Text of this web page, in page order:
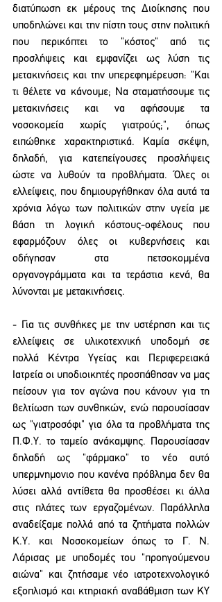
διατύπωση εκ μέρους της Διοίκησης που
υποδηλώνει και την πίστη τους στην πολιτική
που περικόπτει το "κόστος" από τις
προσλήψεις και εμφανίζει ως λύση τις
μετακινήσεις και την υπερεφημέρευση: "Και
τι θέλετε να κάνουμε; Να σταματήσουμε τις
μετακινήσεις και να αφήσουμε τα
νοσοκομεία χωρίς γιατρούς;", όπως
ειπώθηκε χαρακτηριστικά. Καμία σκέψη,
δηλαδή, για κατεπείγουσες προσλήψεις
ώστε να λυθούν τα προβλήματα. Όλες οι
ελλείψεις, που δημιουργήθηκαν όλα αυτά τα
χρόνια λόγω των πολιτικών στην υγεία με
βάση τη λογική κόστους-οφέλους που
εφαρμόζουν όλες οι κυβερνήσεις και
οδήγησαν στα πετσοκομμένα
οργανογράμματα και τα τεράστια κενά, θα
λύνονται με μετακινήσεις.
- Για τις συνθήκες με την υστέρηση και τις
ελλείψεις σε υλικοτεχνική υποδομή σε
πολλά Κέντρα Υγείας και Περιφερειακά
Ιατρεία οι υποδιοικητές προσπάθησαν να μας
πείσουν για τον αγώνα που κάνουν για τη
βελτίωση των συνθηκών, ενώ παρουσίασαν
ως "γιατροσόφι" για όλα τα προβλήματα της
Π.Φ.Υ. το ταμείο ανάκαμψης. Παρουσίασαν
δηλαδή ως "φάρμακο" το νέο αυτό
υπερμνημονιο που κανένα πρόβλημα δεν θα
λύσει αλλά αντίθετα θα προσθέσει κι άλλα
στις πλάτες των εργαζομένων. Παράλληλα
αναδείξαμε πολλά από τα ζητήματα πολλών
Κ.Υ. και Νοσοκομείων όπως το Γ. Ν.
Λάρισας με υποδομές του "προηγούμενου
αιώνα" και ζητήσαμε νέο ιατροτεχνολογικό
εξοπλισμό και κτηριακή αναβάθμιση των ΚΥ